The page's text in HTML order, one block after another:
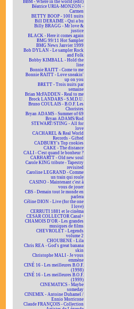
BBM - Where in the world (edit)
Béatrice URIA-MONZON -
Carmen
BETTY BOOP - 1001 nuits
Bill DERAIME - Qui a bu
Billy BRAGG - Mr love &
justice
BLACK - Here it comes again
BMG 99/11 Hot Sampler
BMG News Janvier 1999
Bob DYLAN - Le sampler Rock
and Folk
Bobby KIMBALL - Hold the
line
Bonnie RAITT - Come to me
Bonnie RAITT - Love sneakin'
up on you
BRETT - Trois nuits par
semaine
Brian McFADDEN - Real to me
Brock LANDARS - S.M.D.U.
Bruno COULAIS - B.O.F. Les
Choristes
Bryan ADAMS - Summer of 69
Bryan ADAMS/Rod
STEWART/STING - All for
love
CACHAREL & Real World
Records - Gifted
CADBURY's Top cookies
CAKE - The distance
CALI - C'est quand le bonheur ?
CARHARTT - Old new soul
Carole KING tribute - Tapestry
revisited
Caroline LEGRAND - Comme
un train qui roule
CASINO - Maintenant c'est à
vous de jouer
CBS - Demain tout le monde en
parlera
Céline DION - Live (for the one
I love)
CERRUTI 1881 et le cinéma
CESAR COLLECTOR Canal+
CHAMOIS D'OR - Les grandes
musiques de films
CHEVROLET - Legends
volume 2
CHOUBENE - Lila
Chris REA - God's great banana
skin
Christophe MALI - Je vous
emmène
CINÉ 16 - Les meilleures B.O.F.
(1998)
CINÉ 16 - Les meilleures B.O.F.
(1999)
CINEMATICS - Maybe
someday
CINEMIX - Antoine Duhamel /
Ennio Morricone
Claude FRANÇOIS - Collection